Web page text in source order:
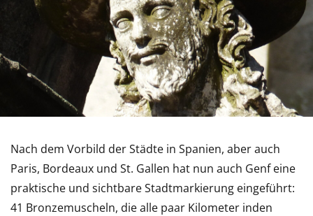
Nach dem Vorbild der Städte in Spanien, aber auch
Paris, Bordeaux und St. Gallen hat nun auch Genf eine
praktische und sichtbare Stadtmarkierung eingeführt:
41 Bronzemuscheln, die alle paar Kilometer inden